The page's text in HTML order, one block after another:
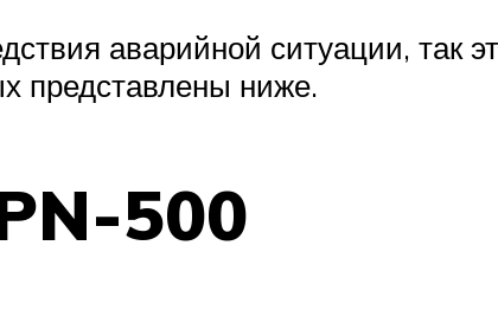
аварийной ситуации, так
представлены ниже.
500